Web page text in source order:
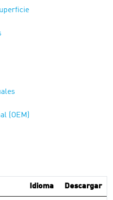
(OEM)
Idioma Descargar